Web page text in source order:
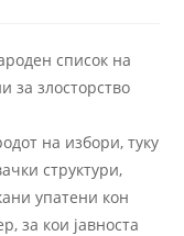
список на
за злосторство
на избори, туку
структури,
упатени кон
за кои јавноста